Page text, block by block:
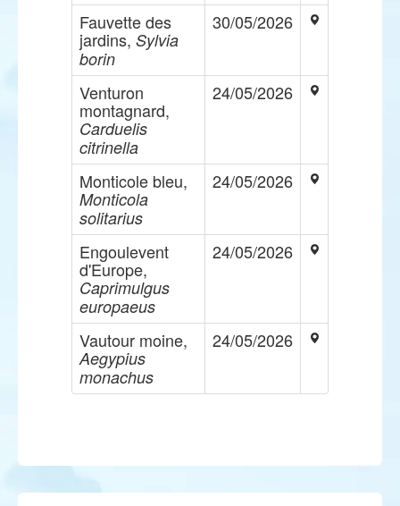
Fauvette des
jardins, Sylvia
borin
30/05/2026
Venturon
montagnard,
Carduelis
citrinella
24/05/2026
Monticole bleu,
Monticola
solitarius
24/05/2026
Engoulevent
d'Europe,
Caprimulgus
europaeus
24/05/2026
Vautour moine,
Aegypius
monachus
24/05/2026